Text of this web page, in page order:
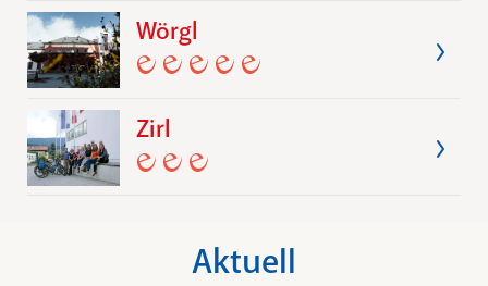
Wörgl
Zirl
Aktuell